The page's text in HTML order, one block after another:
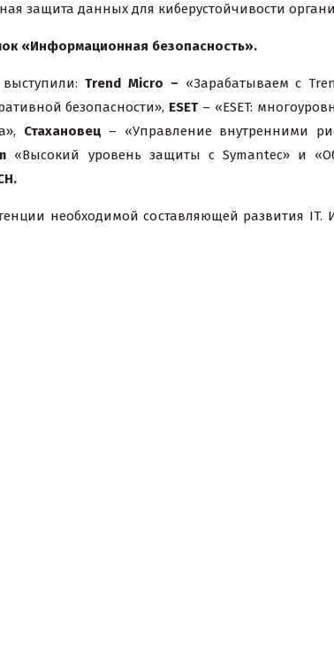
защита данных для киберустойчивости
«Информационная безопасность».
Trend Micro – «Зарабатываем с
безопасности», ESET– «ESET:
Стахановец – «Управление внутренними
«Высокий уровень защиты c Symantec» и
необходимой составляющей развития IT.